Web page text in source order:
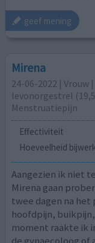
geef mening
Mirena
24-06-2022 | Vrouw |
levonorgestrel
Menstruatiepijn
Effectiviteit
Hoeveelheid
Aangezien ik niet
Mirena gaan
twee dagen na het
hoofdpijn,
moment raakte ik